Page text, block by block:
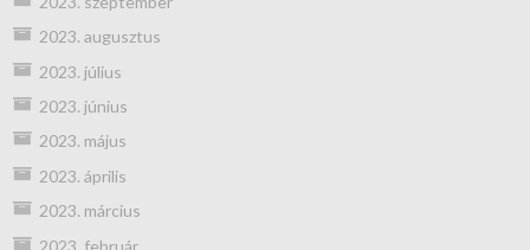
2023. augusztus
2023. július
2023. június
2023. május
2023. április
2023. március
2023. február